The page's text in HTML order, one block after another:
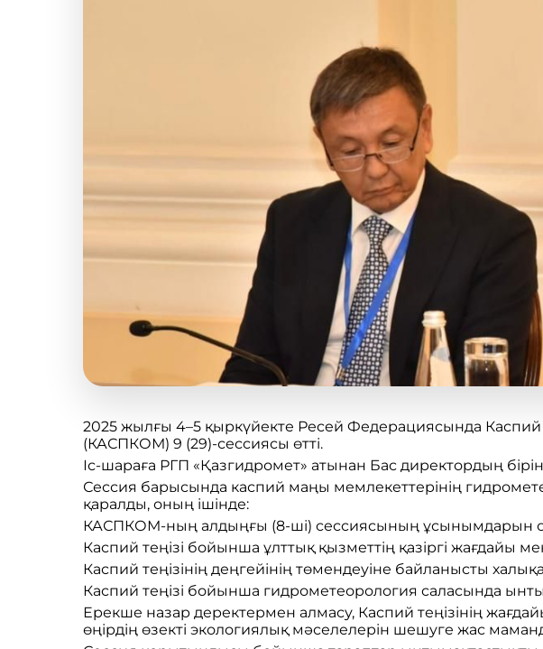
2025 жылғы 4–5 қыркүйекте Ресей Федерациясында Каспий
(КАСПКОМ) 9 (29)-сессиясы өтті.
Іс-шараға РГП «Қазгидромет» атынан Бас директордың
Сессия барысында каспий маңы мемлекеттерінің
қаралды, оның ішінде:
КАСПКОМ-ның алдыңғы (8-ші) сессиясының ұсынымдарын
Каспий теңізі бойынша ұлттық қызметтің қазіргі жағдайы
Каспий теңізінің деңгейінің төмендеуіне байланысты
Каспий теңізі бойынша гидрометеорология саласында
Ерекше назар деректермен алмасу, Каспий теңізінің
өңірдің өзекті экологиялық мәселелерін шешуге жас